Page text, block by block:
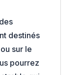
destinés
sur le
pourrez